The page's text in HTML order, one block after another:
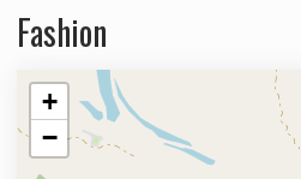
Fashion
+
−